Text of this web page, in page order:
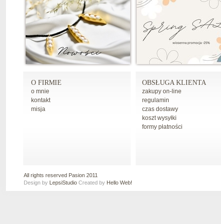
O FIRMIE
o mnie
kontakt
misja
OBSŁUGA KLIENTA
zakupy on-line
regulamin
czas dostawy
koszt wysyłki
formy płatności
All rights reserved Pasion 2011
Design by LepsiStudio Created by Hello Web!